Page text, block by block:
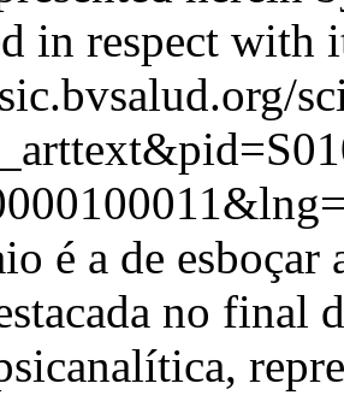
in respect with
é a de
no final